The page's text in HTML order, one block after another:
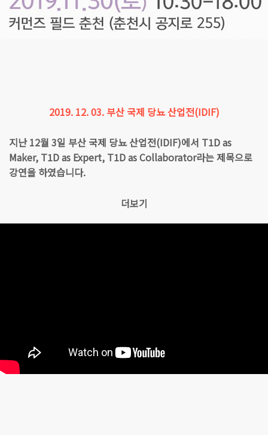
2019. 12. 03. 부산 국제 당뇨 산업전(IDIF)
지난 12월 3일 부산 국제 당뇨 산업전(IDIF)에서 T1D as
Maker, T1D as Expert, T1D as Collaborator라는 제목으로
강연을 하였습니다.
더보기